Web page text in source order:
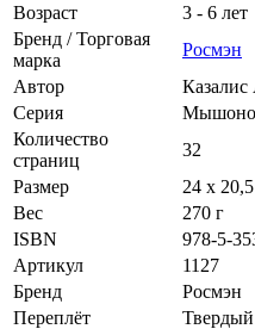
Возраст
3 - 6 лет
Бренд / Торговая
марка
Росмэн
Автор
Серия
Количество
страниц
32
Размер
24 х
Вес
270 г
ISBN
978-5-
Артикул
1127
Бренд
Росмэн
Переплёт
Твердый